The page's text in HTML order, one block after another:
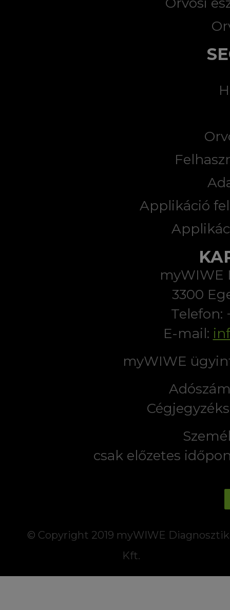
Applikáció
myWIWE
3300
Telefon:
E-mail:
myWIWE
csak előzetes
© Copyright 2019 myWIWE
Kft.